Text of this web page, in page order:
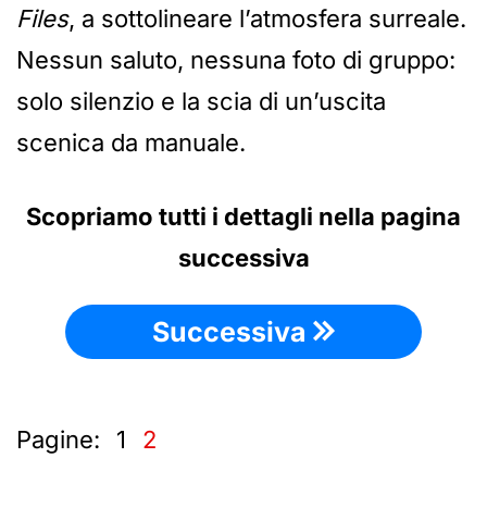
Files, a sottolineare l’atmosfera surreale.
Nessun saluto, nessuna foto di gruppo:
solo silenzio e la scia di un’uscita
scenica da manuale.
Scopriamo tutti i dettagli nella pagina
successiva
Successiva
Pagine: 1 2